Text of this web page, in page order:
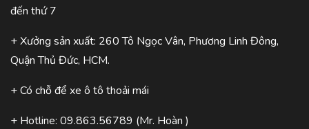
đến thứ 7
+ Xưởng sản xuất: 260 Tô Ngọc Vân, Phương Linh Đông,
Quận Thủ Đức, HCM.
+ Có chỗ để xe ô tô thoải mái
+ Hotline: 09.863.56789 (Mr. Hoàn )